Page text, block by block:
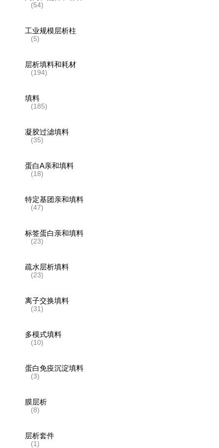
(54)
工业规模层析柱
(5)
层析填料和耗材
(194)
填料
(185)
凝胶过滤填料
(35)
蛋白A亲和填料
(18)
特定基团亲和填料
(47)
标签蛋白亲和填料
(23)
疏水层析填料
(23)
离子交换填料
(31)
多模式填料
(10)
蛋白免疫沉淀填料
(3)
膜层析
(8)
层析套件
(1)